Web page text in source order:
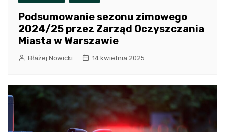
Podsumowanie sezonu zimowego
2024/25 przez Zarząd Oczyszczania
Miasta w Warszawie
Błażej Nowicki 14 kwietnia 2025